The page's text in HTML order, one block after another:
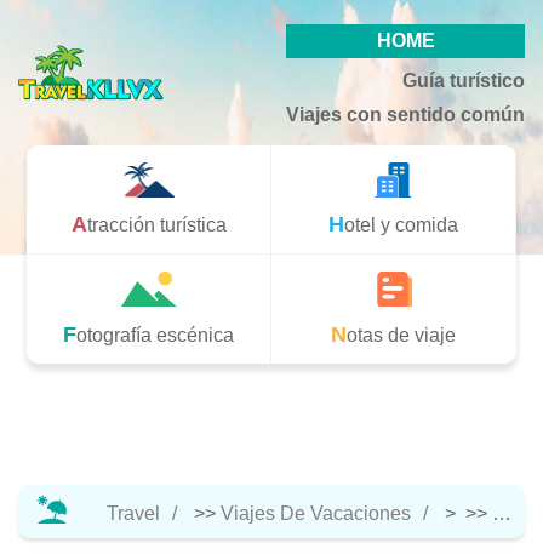
HOME
Guía turístico
Viajes con sentido común
Atracción turística Hotel y comida
Fotografía escénica Notas de viaje
Travel >> Viajes De Vacaciones > >>